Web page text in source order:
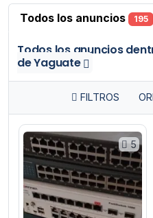
Todos los anuncios 195
Todos los anuncios
de Yaguate
FILTROS
5